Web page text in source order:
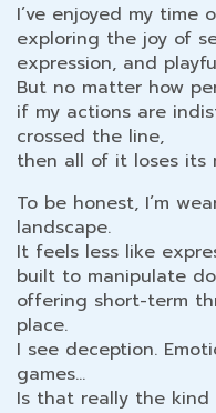
I’ve enjoyed my time
exploring the joy of
expression, and
But no matter how
if my actions are
crossed the line,
then all of it loses its
To be honest, I’m
landscape.
It feels less like
built to manipulate
offering short-term
place.
I see deception.
games…
Is that really the kind